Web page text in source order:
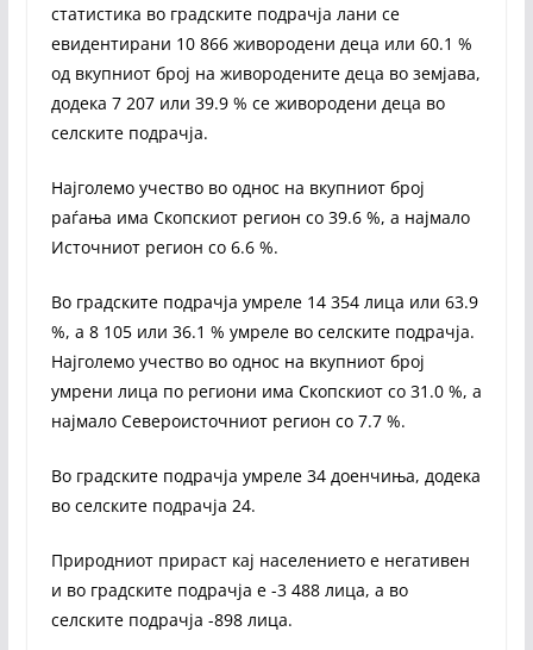
статистика во градските подрачја лани се
евидентирани 10 866 живородени деца или 60.1 %
од вкупниот број на живородените деца во земјава,
додека 7 207 или 39.9 % се живородени деца во
селските подрачја.
Најголемо учество во однос на вкупниот број
раѓања има Скопскиот регион со 39.6 %, а најмало
Источниот регион со 6.6 %.
Во градските подрачја умреле 14 354 лица или 63.9
%, а 8 105 или 36.1 % умреле во селските подрачја.
Најголемо учество во однос на вкупниот број
умрени лица по региони има Скопскиот со 31.0 %, а
најмало Североисточниот регион со 7.7 %.
Во градските подрачја умреле 34 доенчиња, додека
во селските подрачја 24.
Природниот прираст кај населението e негативен
и во градските подрачја е -3 488 лица, a во
селските подрачја -898 лица.